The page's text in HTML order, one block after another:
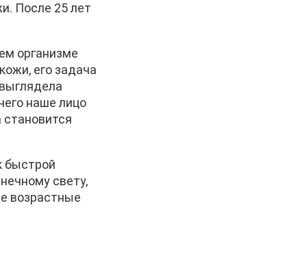
После 25 лет
организме
его задача
наше лицо
быстрой
свету,
возрастные